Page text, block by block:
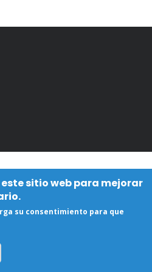
sitio web para mejorar
su consentimiento para que